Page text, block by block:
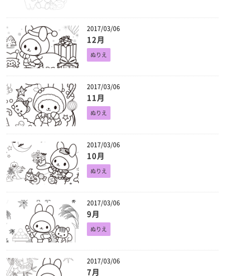
2017/03/06
12月
ぬりえ
2017/03/06
11月
ぬりえ
2017/03/06
10月
ぬりえ
2017/03/06
9月
ぬりえ
2017/03/06
7月